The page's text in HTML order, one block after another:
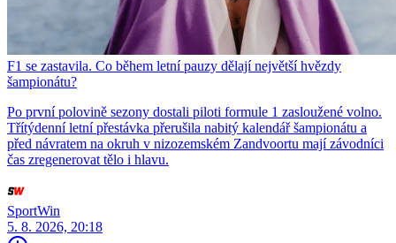
F1 se zastavila. Co během letní pauzy dělají největší hvězdy
šampionátu?
Po první polovině sezony dostali piloti formule 1 zasloužené volno.
Třítýdenní letní přestávka přerušila nabitý kalendář šampionátu a
před návratem na okruh v nizozemském Zandvoortu mají závodníci
čas zregenerovat tělo i hlavu.
SportWin
5. 8. 2026, 20:18